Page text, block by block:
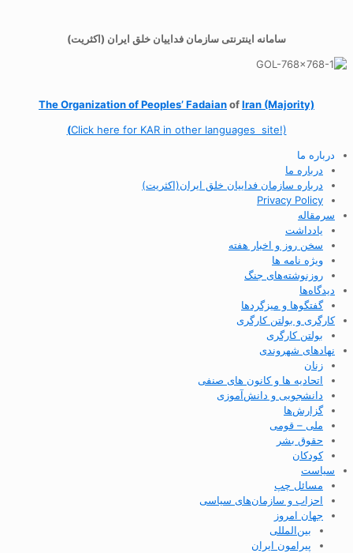
سامانه اینترنتی سازمان فداییان خلق ایران (اکثریت)
The Organization ofPeoples’ FadaianofIran (Majority)
(Click here for KAR in other languages site!)
درباره ما
درباره ما
درباره سازمان فداییان خلق ایران(اکثریت)
Privacy Policy
سرمقاله
یادداشت
سخن روز و اخبار هفته
ویژه نامه ها
روزنوشته‌های جنگ
دیدگاه‌ها
گفتگوها و میزگردها
کارگری و بولتن کارگری
بولتن کارگری
نهادهای شهروندی
زنان
اتحادیه ها و کانون های صنفی
دانشجویی و دانش‌آموزی
گزارش‌ها
ملی – قومی
حقوق بشر
کودکان
سیاست
مسائل چپ
احزاب و سازمان‌های سیاسی
جهان امروز
بین‌المللی
پیرامون ایران